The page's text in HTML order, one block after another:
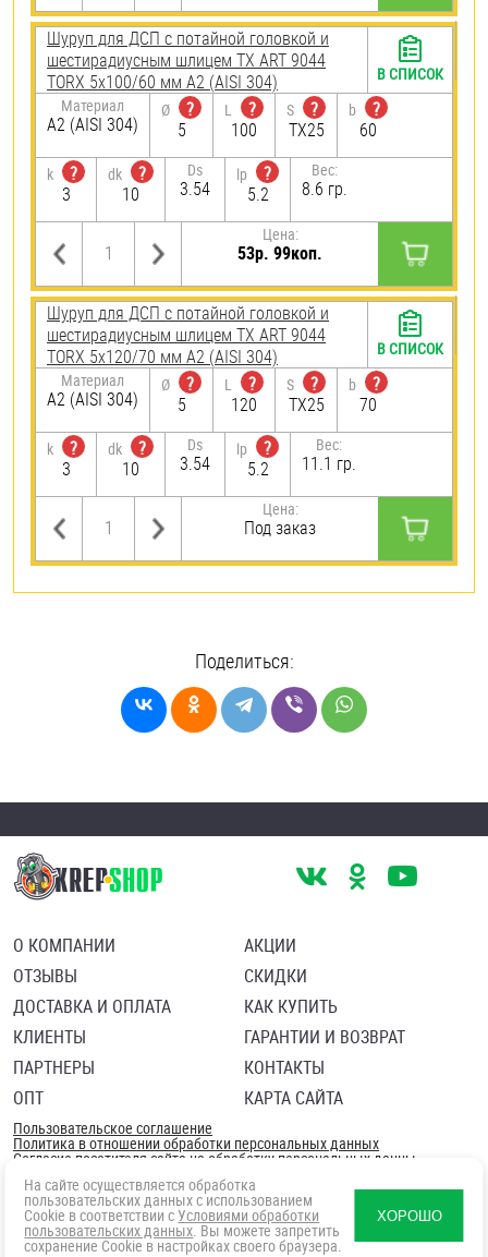
Шуруп для ДСП с потайной головкой и
шестирадиусным шлицем TX ART 9044
TORX 5х100/60 мм А2 (AISI 304)
Материал
А2 (AISI 304)
Ø
?
5
L
?
100
S
?
TX25
b
?
60
k
?
3
dk
?
10
Ds
3.54
lp
?
5.2
Вес:
8.6 гр.
Цена:
53р. 99коп.
В СПИСОК
Шуруп для ДСП с потайной головкой и
шестирадиусным шлицем TX ART 9044
TORX 5х120/70 мм А2 (AISI 304)
Материал
А2 (AISI 304)
Ø
?
5
L
?
120
S
?
TX25
b
?
70
k
?
3
dk
?
10
Ds
3.54
lp
?
5.2
Вес:
11.1 гр.
Цена:
Под заказ
В СПИСОК
Поделиться:
О КОМПАНИИ
ОТЗЫВЫ
ДОСТАВКА И ОПЛАТА
КЛИЕНТЫ
ПАРТНЕРЫ
ОПТ
АКЦИИ
СКИДКИ
КАК КУПИТЬ
ГАРАНТИИ И ВОЗВРАТ
КОНТАКТЫ
КАРТА САЙТА
Пользовательское соглашение
Политика в отношении обработки персональных данных
Согласие посетителя сайта на обработку персональных данны
На сайте осуществляется обработка
пользовательских данных с использованием
Cookie в соответствии с Условиями обработки
пользовательских данных. Вы можете запретить
сохранение Cookie в настройках своего браузера.
ХОРОШО